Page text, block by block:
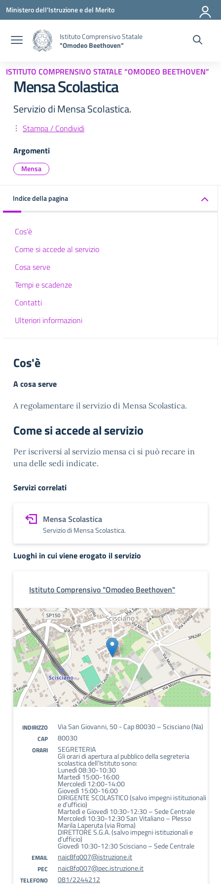
Vai ai contenuti
Vai al menu di navigazione
Vai al footer
Ministero dell'Istruzione e del Merito
Istituto Comprensivo Statale
"Omodeo Beethoven"
ISTITUTO COMPRENSIVO STATALE “OMODEO BEETHOVEN”
Mensa Scolastica
Servizio di Mensa Scolastica.
Stampa / Condividi
Argomenti
Mensa
Indice della pagina
Cos'è
Come si accede al servizio
Cosa serve
Tempi e scadenze
Contatti
Ulteriori informazioni
Cos'è
A cosa serve
A regolamentare il servizio di Mensa Scolastica.
Come si accede al servizio
Per iscriversi al servizio mensa ci si può recare in
una delle sedi indicate.
Servizi correlati
Mensa Scolastica
Servizio di Mensa Scolastica.
Luoghi in cui viene erogato il servizio
Istituto Comprensivo "Omodeo Beethoven"
INDIRIZZO Via San Giovanni, 50 - Cap 80030 – Scisciano (Na)
CAP 80030
ORARI SEGRETERIA
Gli orari di apertura al pubblico della segreteria
scolastica dell’Istituto sono:
Lunedì 08:30-10:30
Martedì 15:00-16:00
Mercoledì 12:00-14:00
Giovedì 15:00-16:00
DIRIGENTE SCOLASTICO (salvo impegni istituzionali
e d’ufficio)
Martedì e Giovedì 10:30-12:30 – Sede Centrale
Mercoledì 10:30-12:30 San Vitaliano – Plesso
Marila Laperuta (via Roma)
DIRETTORE S.G.A. (salvo impegni istituzionali e
d’ufficio)
Giovedì 10:30-12:30 Scisciano – Sede Centrale
EMAIL naic8fq007@istruzione.it
PEC naic8fq007@pec.istruzione.it
TELEFONO 081/2244212